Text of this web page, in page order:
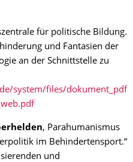
für politische Bildung.
und Fantasien der
an der Schnittstelle zu
system/files/dokument_pdf
, Parahumanismus
im Behindertensport.“
und